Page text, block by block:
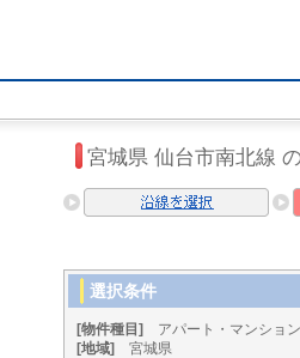
宮城県 仙台市南北線
選択条件
[物件種目]
アパート・マンショ
[地域]
宮城県